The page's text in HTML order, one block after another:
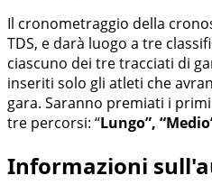
Il cronometraggio della
TDS, e darà luogo a tre
ciascuno dei tre tracciati di
inseriti solo gli atleti che
gara. Saranno premiati i
tre percorsi: “Lungo”,
Informazioni